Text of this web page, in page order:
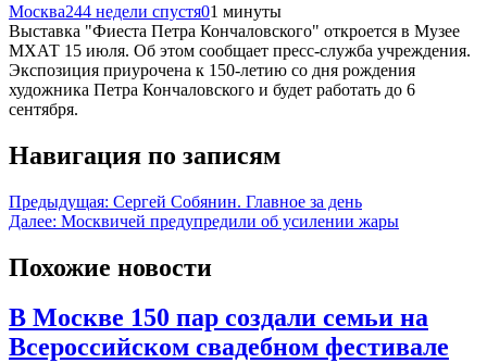
Москва244 недели спустя01 минуты
Выставка "Фиеста Петра Кончаловского" откроется в Музее
МХАТ 15 июля. Об этом сообщает пресс-служба учреждения.
Экспозиция приурочена к 150-летию со дня рождения
художника Петра Кончаловского и будет работать до 6
сентября.
Навигация по записям
Предыдущая: Сергей Собянин. Главное за день
Далее: Москвичей предупредили об усилении жары
Похожие новости
В Москве 150 пар создали семьи на
Всероссийском свадебном фестивале